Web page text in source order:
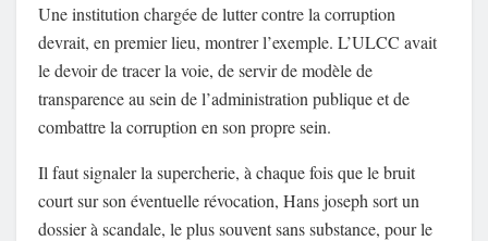
Une institution chargée de lutter contre la corruption
devrait, en premier lieu, montrer l’exemple. L’ULCC avait
le devoir de tracer la voie, de servir de modèle de
transparence au sein de l’administration publique et de
combattre la corruption en son propre sein.
Il faut signaler la supercherie, à chaque fois que le bruit
court sur son éventuelle révocation, Hans joseph sort un
dossier à scandale, le plus souvent sans substance, pour le